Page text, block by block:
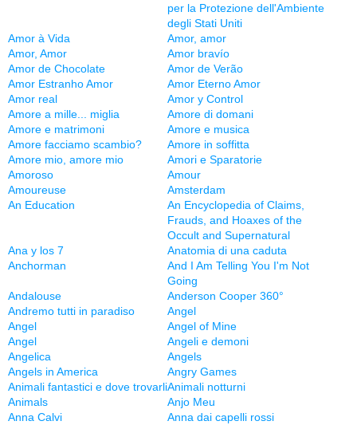
per la Protezione dell'Ambiente
degli Stati Uniti
Amor à Vida
Amor, amor
Amor, Amor
Amor bravío
Amor de Chocolate
Amor de Verão
Amor Estranho Amor
Amor Eterno Amor
Amor real
Amor y Control
Amore a mille... miglia
Amore di domani
Amore e matrimoni
Amore e musica
Amore facciamo scambio?
Amore in soffitta
Amore mio, amore mio
Amori e Sparatorie
Amoroso
Amour
Amoureuse
Amsterdam
An Education
An Encyclopedia of Claims,
Frauds, and Hoaxes of the
Occult and Supernatural
Ana y los 7
Anatomia di una caduta
Anchorman
And I Am Telling You I'm Not
Going
Andalouse
Anderson Cooper 360°
Andremo tutti in paradiso
Angel
Angel
Angel of Mine
Angel
Angeli e demoni
Angelica
Angels
Angels in America
Angry Games
Animali fantastici e dove trovarliAnimali notturni
Animals
Anjo Meu
Anna Calvi
Anna dai capelli rossi